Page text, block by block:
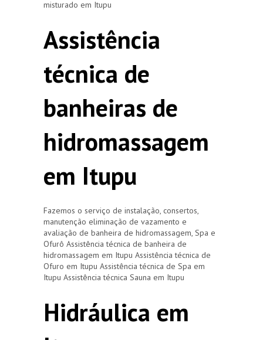
misturado em Itupu
Assistência
técnica de
banheiras de
hidromassagem
em Itupu
Fazemos o serviço de instalação, consertos,
manutenção eliminação de vazamento e
avaliação de banheira de hidromassagem, Spa e
Ofurô Assistência técnica de banheira de
hidromassagem em Itupu Assistência técnica de
Ofuro em Itupu Assistência técnica de Spa em
Itupu Assistência técnica Sauna em Itupu
Hidráulica em